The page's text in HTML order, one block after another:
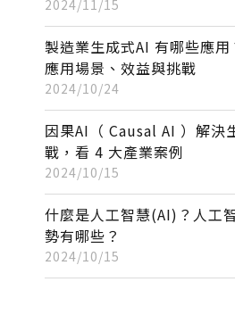
2024/11/15
製造業生成式AI 有哪些應
應用場景、效益與挑戰
2024/10/24
因果AI（ Causal AI ）解決
戰，看 4 大產業案例
2024/10/15
什麼是人工智慧(AI)？人工
勢有哪些？
2024/10/15